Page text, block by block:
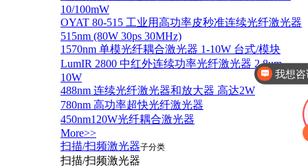
10/100mW
OYAT 80-515 工业用高功率皮秒准连续光纤激光器
515nm (80W 30ps 30MHz)
1570nm 单模光纤耦合激光器 1-10W 台式/模块
LumIR 2800 中红外连续功率光纤激光器 2.8um
10W
488nm 连续光纤激光器和放大器 高达2W
780nm 高功率超快光纤激光器
450nm120W光纤耦合激光器
More>>
扫描/扫频激光器子分类
扫描/扫频激光器
我想